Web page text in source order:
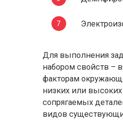
Для выполнения
набором свойств –
факторам
низких или
сопрягаемых
видов